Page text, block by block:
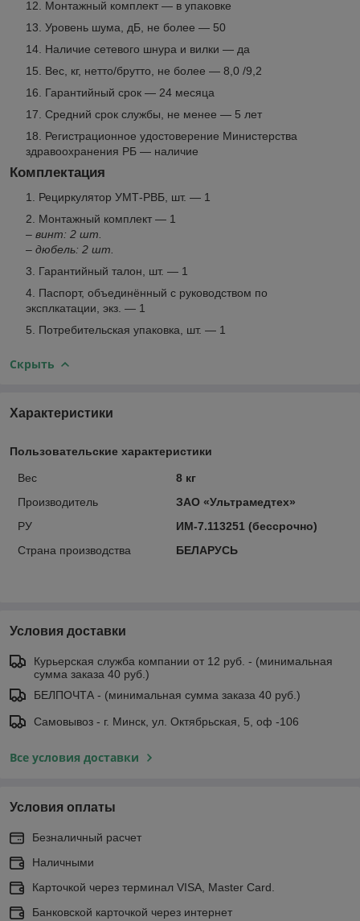
Монтажный комплект — в упаковке
Уровень шума, дБ, не более — 50
Наличие сетевого шнура и вилки — да
Вес, кг, нетто/брутто, не более — 8,0 /9,2
Гарантийный срок — 24 месяца
Средний срок службы, не менее — 5 лет
Регистрационное удостоверение Министерства
здравоохранения РБ — наличие
Комплектация
Рециркулятор УМТ-РВБ, шт. — 1
Монтажный комплект — 1
– винт: 2 шт.
– дюбель: 2 шт.
Гарантийный талон, шт. — 1
Паспорт, объединённый с руководством по
эксплкатации, экз. — 1
Потребительская упаковка, шт. — 1
Скрыть
Характеристики
Пользовательские характеристики
Вес
8 кг
Производитель
ЗАО «Ультрамедтех»
РУ
ИМ-7.113251 (бессрочно)
Страна производства
БЕЛАРУСЬ
Условия доставки
Курьерская служба компании от 12 руб. - (минимальная
сумма заказа 40 руб.)
БЕЛПОЧТА - (минимальная сумма заказа 40 руб.)
Самовывоз - г. Минск, ул. Октябрьская, 5, оф -106
Все условия доставки
Условия оплаты
Безналичный расчет
Наличными
Карточкой через терминал VISA, Master Card.
Банковской карточкой через интернет